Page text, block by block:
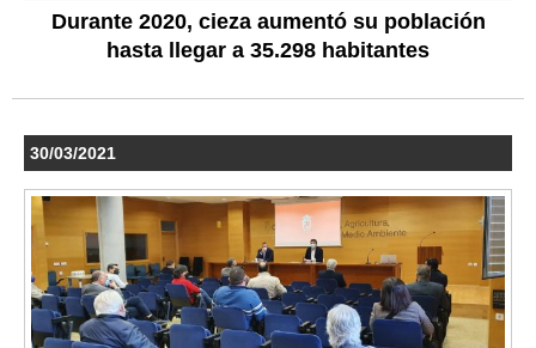
Durante 2020, cieza aumentó su población
hasta llegar a 35.298 habitantes
30/03/2021